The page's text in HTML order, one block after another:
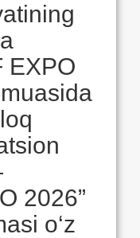
EXPO
2026”
o‘z